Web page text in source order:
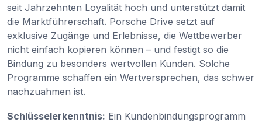
seit Jahrzehnten Loyalität hoch und unterstützt damit
die Marktführerschaft. Porsche Drive setzt auf
exklusive Zugänge und Erlebnisse, die Wettbewerber
nicht einfach kopieren können – und festigt so die
Bindung zu besonders wertvollen Kunden. Solche
Programme schaffen ein Wertversprechen, das schwer
nachzuahmen ist.
Schlüsselerkenntnis: Ein Kundenbindungsprogramm